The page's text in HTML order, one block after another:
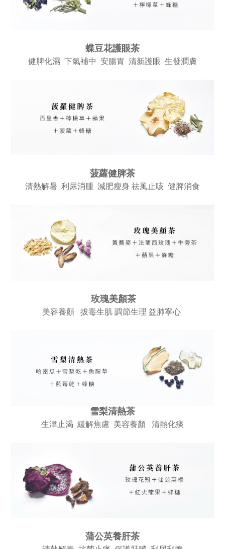
蝶豆花護眼茶
健脾化濕 下氣補中 安腸胃 清新護眼 生發潤膚
菠蘿健脾茶
清熱解暑 利尿消腫 減肥瘦身 祛風止咳 健脾消食
玫瑰美顏茶
美容養顏 拔毒生肌 調節生理 益肺寧心
雪梨清熱茶
生津止渴 緩解焦慮 美容養顏 清熱化痰
蒲公英養肝茶